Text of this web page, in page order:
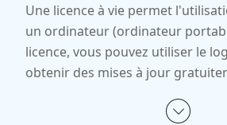
Une licence à vie permet
un ordinateur (ordinateur
licence, vous pouvez utiliser le
obtenir des mises à jour